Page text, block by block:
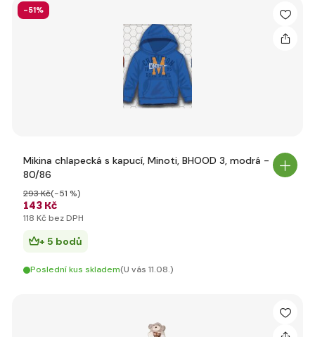
-51%
Mikina chlapecká s kapucí, Minoti, BHOOD 3, modrá -
80/86
143 Kč
293 Kč(-51 %)
118 Kč bez DPH
+ 5 bodů
Poslední kus skladem(U vás 11.08.)